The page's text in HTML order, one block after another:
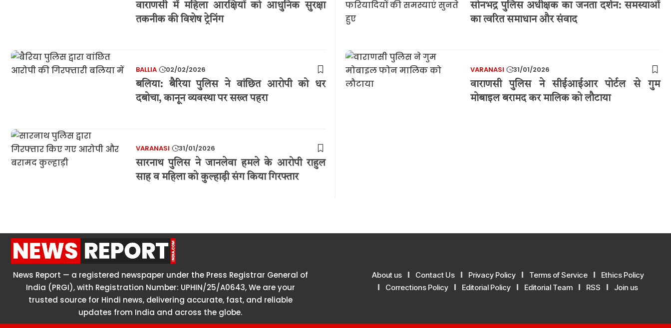
वाराणसी में महिला आरक्षियों को आधुनिक सुरक्षा
तकनीक की विशेष ट्रेनिंग
सोनभद्र पुलिस अधीक्षक का जनता दर्शन: समस्याओं
का त्वरित समाधान और संवाद
BALLIA 02/02/2026
बलिया: बैरिया पुलिस ने वांछित आरोपी को धर
दबोचा, कानून व्यवस्था पर सख्त पहरा
VARANASI 31/01/2026
वाराणसी पुलिस ने सीईआईआर पोर्टल से गुम
मोबाइल बरामद कर मालिक को लौटाया
VARANASI 31/01/2026
सारनाथ पुलिस ने जानलेवा हमले के आरोपी राहुल
साह व महिला को कुल्हाड़ी संग किया गिरफ्तार
News Report — a registered newspaper under the Press Registrar General of
India (PRGI), with Registration Number: UPHIN/25/A0643, We are your
trusted source for Hindi news, delivering accurate, fast, and reliable
updates from India and across the globe.
About us Contact Us Privacy Policy Terms of Service
Ethics Policy
Corrections Policy
Editorial Policy Editorial Team RSS Join us